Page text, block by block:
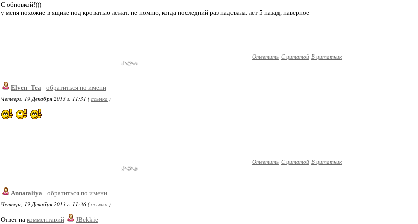
С обновкой!)))
у меня похожие в ящике под кроватью лежат. не помню, когда последний раз надевала. лет 5 назад, наверное
Ответить С цитатой В цитатник
Elven_Tea
обратиться по имени
Четверг, 19 Декабря 2013 г. 11:31 (ссылка )
Ответить С цитатой В цитатник
Annataliya
обратиться по имени
Четверг, 19 Декабря 2013 г. 11:36 (ссылка )
Ответ на комментарий
JBekkie